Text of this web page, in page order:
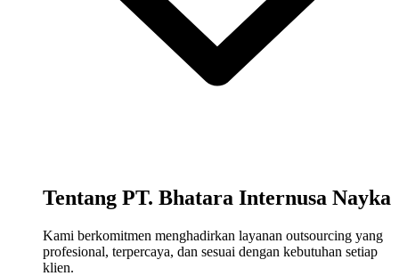
Tentang PT. Bhatara Internusa Nayka
Kami berkomitmen menghadirkan layanan outsourcing yang
profesional, terpercaya, dan sesuai dengan kebutuhan setiap
klien.